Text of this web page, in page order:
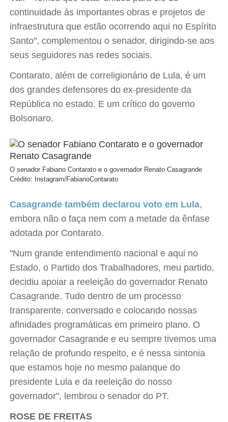
continuidade às importantes obras e projetos de
infraestrutura que estão ocorrendo aqui no Espírito
Santo", complementou o senador, dirigindo-se aos
seus seguidores nas redes sociais.
Contarato, além de correligionário de Lula, é um
dos grandes defensores do ex-presidente da
República no estado. E um crítico do governo
Bolsonaro.
O senador Fabiano Contarato e o governador Renato Casagrande
Crédito: Instagram/FabianoContarato
Casagrande também declarou voto em Lula,
embora não o faça nem com a metade da ênfase
adotada por Contarato.
"Num grande entendimento nacional e aqui no
Estado, o Partido dos Trabalhadores, meu partido,
decidiu apoiar a reeleição do governador Renato
Casagrande. Tudo dentro de um processo
transparente, conversado e colocando nossas
afinidades programáticas em primeiro plano. O
governador Casagrande e eu sempre tivemos uma
relação de profundo respeito, e é nessa sintonia
que estamos hoje no mesmo palanque do
presidente Lula e da reeleição do nosso
governador", lembrou o senador do PT.
ROSE DE FREITAS